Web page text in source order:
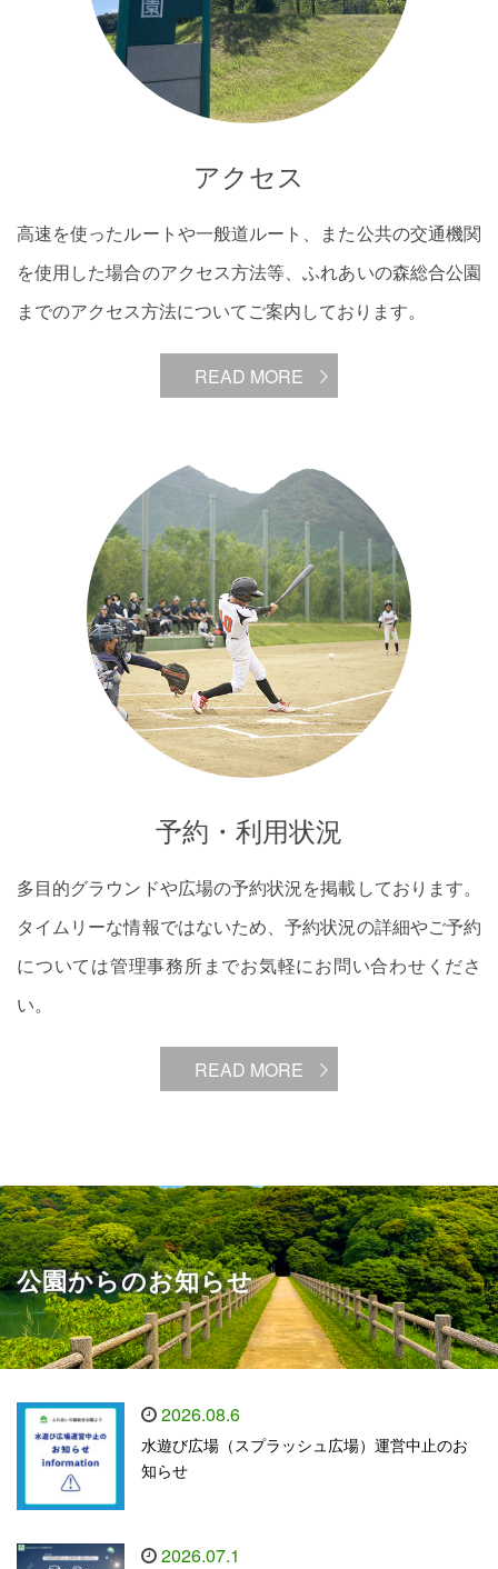
アクセス
高速を使ったルートや一般道ルート、また公共の交通機関
を使用した場合のアクセス方法等、ふれあいの森総合公園
までのアクセス方法についてご案内しております。
READ MORE
予約・利用状況
多目的グラウンドや広場の予約状況を掲載しております。
タイムリーな情報ではないため、予約状況の詳細やご予約
については管理事務所までお気軽にお問い合わせくださ
い。
READ MORE
公園からのお知らせ
2026.08.6
水遊び広場（スプラッシュ広場）運営中止のお
知らせ
2026.07.1